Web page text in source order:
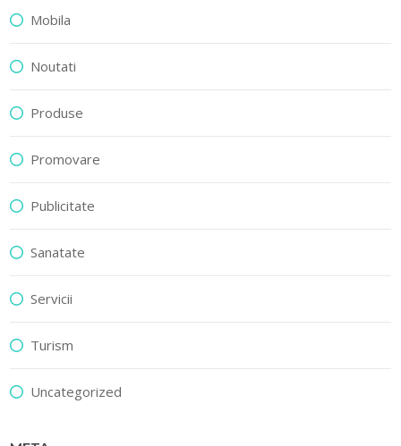
Mobila
Noutati
Produse
Promovare
Publicitate
Sanatate
Servicii
Turism
Uncategorized